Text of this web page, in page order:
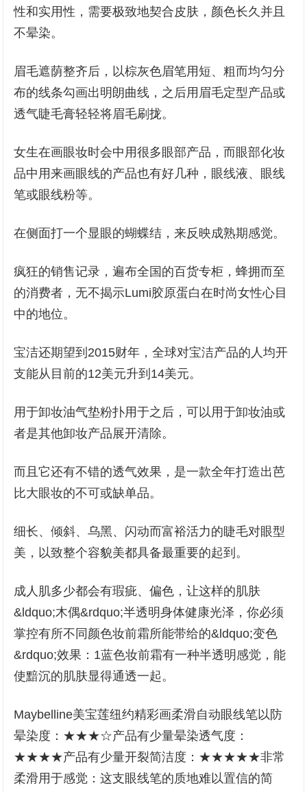
性和实用性，需要极致地契合皮肤，颜色长久并且
不晕染。
眉毛遮荫整齐后，以棕灰色眉笔用短、粗而均匀分
布的线条勾画出明朗曲线，之后用眉毛定型产品或
透气睫毛膏轻轻将眉毛刷拢。
女生在画眼妆时会中用很多眼部产品，而眼部化妆
品中用来画眼线的产品也有好几种，眼线液、眼线
笔或眼线粉等。
在侧面打一个显眼的蝴蝶结，来反映成熟期感觉。
疯狂的销售记录，遍布全国的百货专柜，蜂拥而至
的消费者，无不揭示Lumi胶原蛋白在时尚女性心目
中的地位。
宝洁还期望到2015财年，全球对宝洁产品的人均开
支能从目前的12美元升到14美元。
用于卸妆油气垫粉扑用于之后，可以用于卸妆油或
者是其他卸妆产品展开清除。
而且它还有不错的透气效果，是一款全年打造出芭
比大眼妆的不可或缺单品。
细长、倾斜、乌黑、闪动而富裕活力的睫毛对眼型
美，以致整个容貌美都具备最重要的起到。
成人肌多少都会有瑕疵、偏色，让这样的肌肤
&ldquo;木偶&rdquo;半透明身体健康光泽，你必须
掌控有所不同颜色妆前霜所能带给的&ldquo;变色
&rdquo;效果：1蓝色妆前霜有一种半透明感觉，能
使黯沉的肌肤显得通透一起。
Maybelline美宝莲纽约精彩画柔滑自动眼线笔以防
晕染度：★★★☆产品有少量晕染透气度：
★★★★产品有少量开裂简洁度：★★★★★非常
柔滑用于感觉：这支眼线笔的质地难以置信的简